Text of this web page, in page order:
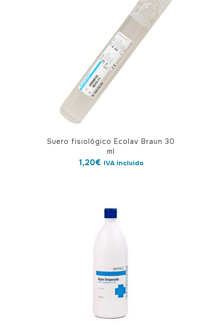
producto
Suero fisiológico Ecolav Braun 30
ml
1,20€ IVA incluido